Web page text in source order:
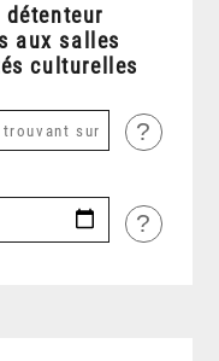
aux salles
culturelles
?
?